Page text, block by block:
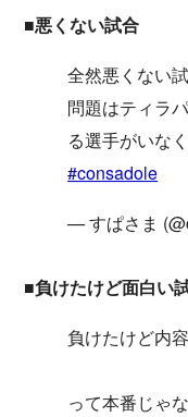
■悪くない試合
全然悪くない試
問題はティラ
る選手がいな
#consadole
— すぱさま
■負けたけど面白い
負けたけど内
って本番じゃ